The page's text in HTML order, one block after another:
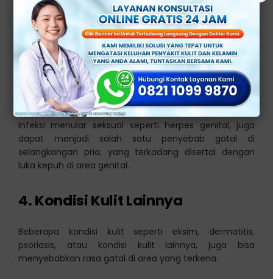
Gesekan berlebih dari pakaian yang ketat, terpapar
bahan kimia dari sabun dan deterjen, atau keringat
yang berlebihan, bisa menyebabkan iritasi dan gatal
pada selangkangan.
3. Infeksi Menular Seksual
Infeksi menular seksual seperti herpes genital, juga
dapat menjadi salah satu penyebab gatal di
selangkangan pria, yang terkadang disertai dengan
luka kepuh di area genital.
4. Kondisi Kulit Lainnya
Beberapa kondisi kulit seperti eksim, dermatitis,
psoriasis, atau kondisi kulit lainnya, juga bisa
menyebabkan rasa gatal di area yang terkena.